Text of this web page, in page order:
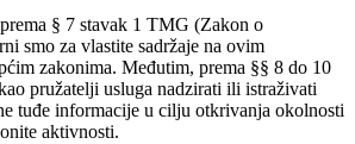
§ 7 stavak 1 TMG (Zakon o
smo za vlastite sadržaje na ovim
zakonima. Međutim, prema §§ 8 do 10
pružatelji usluga nadzirati ili istraživati
tuđe informacije u cilju otkrivanja okolnosti
aktivnosti.